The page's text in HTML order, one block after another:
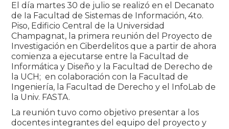
El día martes 30 de julio se realizó en el Decanato
de Ia Facultad de Sistemas de Información, 4to.
Piso, Edificio Central de la Universidad
Champagnat, la primera reunión del Proyecto de
Investigación en Ciberdelitos que a partir de ahora
comienza a ejecutarse entre la Facultad de
Informática y Diseño y la Facultad de Derecho de
la UCH; en colaboración con la Facultad de
Ingeniería, la Facultad de Derecho y el InfoLab de
la Univ. FASTA.
La reunión tuvo como objetivo presentar a los
docentes integrantes del equipo del proyecto y